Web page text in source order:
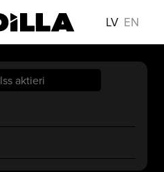
LV EN